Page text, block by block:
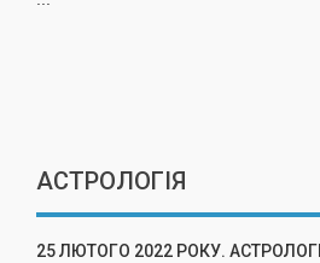
АСТРОЛОГІЯ
25 ЛЮТОГО 2022 РОКУ.